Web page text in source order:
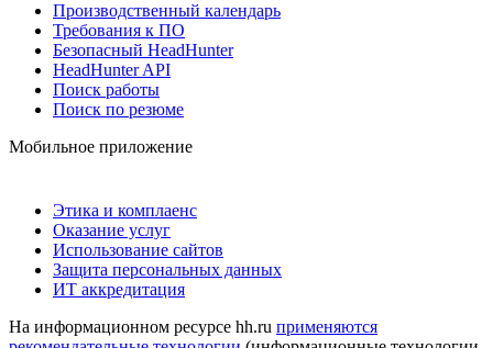
Производственный календарь
Требования к ПО
Безопасный HeadHunter
HeadHunter API
Поиск работы
Поиск по резюме
Мобильное приложение
Этика и комплаенс
Оказание услуг
Использование сайтов
Защита персональных данных
ИТ аккредитация
На информационном ресурсе hh.ru применяются